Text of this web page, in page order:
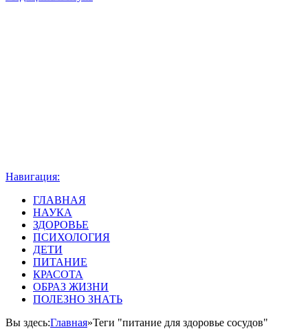
Навигация:
ГЛАВНАЯ
НАУКА
ЗДОРОВЬЕ
ПСИХОЛОГИЯ
ДЕТИ
ПИТАНИЕ
КРАСОТА
ОБРАЗ ЖИЗНИ
ПОЛЕЗНО ЗНАТЬ
Вы здесь:Главная»Теги "питание для здоровье сосудов"